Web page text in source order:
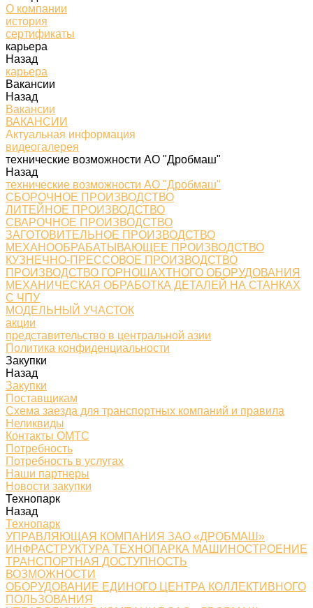
О компании
история
сертификаты
карьера
Назад
карьера
Вакансии
Назад
Вакансии
ВАКАНСИИ
Актуальная информация
видеогалерея
технические возможности АО "Дробмаш"
Назад
технические возможности АО "Дробмаш"
СБОРОЧНОЕ ПРОИЗВОДСТВО
ЛИТЕЙНОЕ ПРОИЗВОДСТВО
СВАРОЧНОЕ ПРОИЗВОДСТВО
ЗАГОТОВИТЕЛЬНОЕ ПРОИЗВОДСТВО
МЕХАНООБРАБАТЫВАЮЩЕЕ ПРОИЗВОДСТВО
КУЗНЕЧНО-ПРЕССОВОЕ ПРОИЗВОДСТВО
ПРОИЗВОДСТВО ГОРНОШАХТНОГО ОБОРУДОВАНИЯ
МЕХАНИЧЕСКАЯ ОБРАБОТКА ДЕТАЛЕЙ НА СТАНКАХ
С ЧПУ
МОДЕЛЬНЫЙ УЧАСТОК
акции
представительство в центральной азии
Политика конфиденциальности
Закупки
Назад
Закупки
Поставщикам
Схема заезда для транспортных компаний и правила
Неликвиды
Контакты ОМТС
Потребность
Потребность в услугах
Наши партнеры
Новости закупки
Технопарк
Назад
Технопарк
УПРАВЛЯЮЩАЯ КОМПАНИЯ ЗАО «ДРОБМАШ»
ИНФРАСТРУКТУРА ТЕХНОПАРКА МАШИНОСТРОЕНИЕ
ТРАНСПОРТНАЯ ДОСТУПНОСТЬ
ВОЗМОЖНОСТИ
ОБОРУДОВАНИЕ ЕДИНОГО ЦЕНТРА КОЛЛЕКТИВНОГО
ПОЛЬЗОВАНИЯ